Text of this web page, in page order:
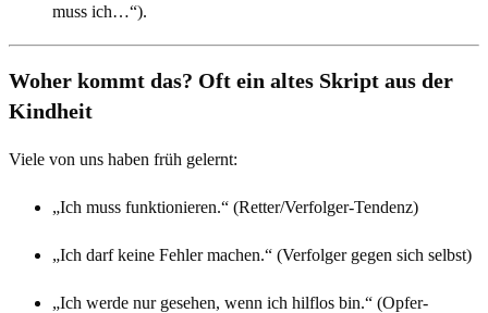
muss ich…“).
Woher kommt das? Oft ein altes Skript aus der
Kindheit
Viele von uns haben früh gelernt:
„Ich muss funktionieren.“ (Retter/Verfolger-Tendenz)
„Ich darf keine Fehler machen.“ (Verfolger gegen sich selbst)
„Ich werde nur gesehen, wenn ich hilflos bin.“ (Opfer-